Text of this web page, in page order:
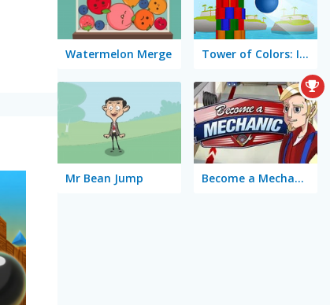
Watermelon Merge Tower of Colors: Island Edition
Mr Bean Jump Become a Mechanic